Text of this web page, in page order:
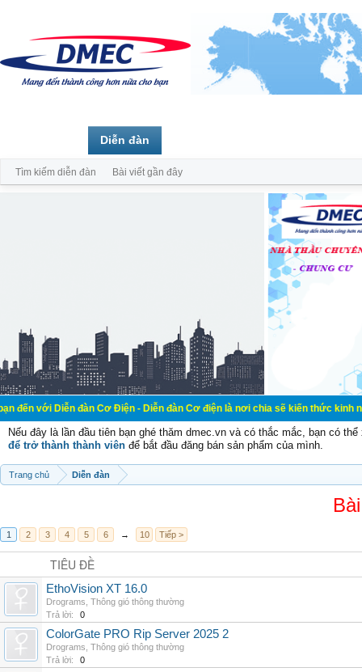
đàn Cơ Điện - Diễn đàn Cơ điện là nơi chia sẽ kiến thức kinh nghiệm
Nếu đây là lần đầu tiên bạn ghé thăm dmec.vn và có thắc mắc, bạn có
để trở thành thành viên để bắt đầu đăng bán sản phẩm của mình.
Trang chủ Diễn đàn
1 2 3 4 5 6 → 10 Tiếp >
TIÊU ĐỀ
EthoVision XT 16.0
Drograms Thông gió thông thường
Trả lời:
0
ColorGate PRO Rip Server 2025 2
Drograms Thông gió thông thường
Trả lời:
0
Diễn đàn
Tìm kiếm diễn đàn Bài viết gần đây